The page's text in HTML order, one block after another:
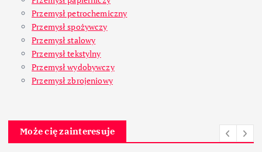
Przemysł petrochemiczny
Przemysł spożywczy
Przemysł stalowy
Przemysł tekstylny
Przemysł wydobywczy
Przemysł zbrojeniowy
Może cię zainteresuje